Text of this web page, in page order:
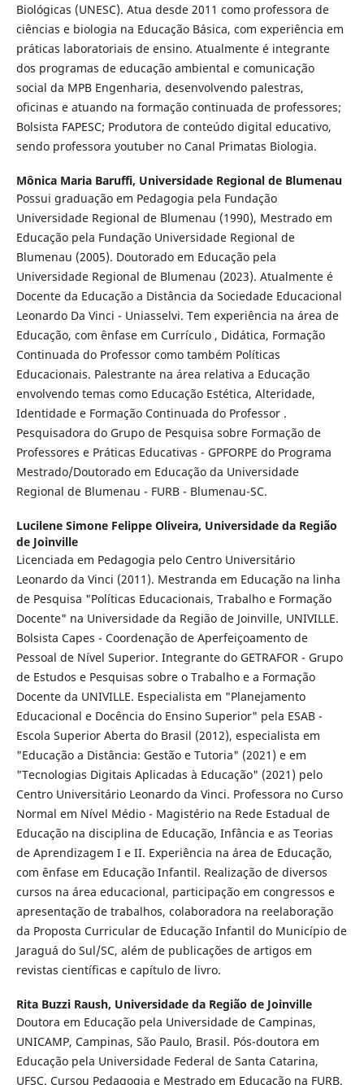
Biológicas (UNESC). Atua desde 2011 como professora de
ciências e biologia na Educação Básica, com experiência em
práticas laboratoriais de ensino. Atualmente é integrante
dos programas de educação ambiental e comunicação
social da MPB Engenharia, desenvolvendo palestras,
oficinas e atuando na formação continuada de professores;
Bolsista FAPESC; Produtora de conteúdo digital educativo,
sendo professora youtuber no Canal Primatas Biologia.
Mônica Maria Baruffi, Universidade Regional de Blumenau
Possui graduação em Pedagogia pela Fundação
Universidade Regional de Blumenau (1990), Mestrado em
Educação pela Fundação Universidade Regional de
Blumenau (2005). Doutorado em Educação pela
Universidade Regional de Blumenau (2023). Atualmente é
Docente da Educação a Distância da Sociedade Educacional
Leonardo Da Vinci - Uniasselvi. Tem experiência na área de
Educação, com ênfase em Currículo , Didática, Formação
Continuada do Professor como também Políticas
Educacionais. Palestrante na área relativa a Educação
envolvendo temas como Educação Estética, Alteridade,
Identidade e Formação Continuada do Professor .
Pesquisadora do Grupo de Pesquisa sobre Formação de
Professores e Práticas Educativas - GPFORPE do Programa
Mestrado/Doutorado em Educação da Universidade
Regional de Blumenau - FURB - Blumenau-SC.
Lucilene Simone Felippe Oliveira, Universidade da Região
de Joinville
Licenciada em Pedagogia pelo Centro Universitário
Leonardo da Vinci (2011). Mestranda em Educação na linha
de Pesquisa "Políticas Educacionais, Trabalho e Formação
Docente" na Universidade da Região de Joinville, UNIVILLE.
Bolsista Capes - Coordenação de Aperfeiçoamento de
Pessoal de Nível Superior. Integrante do GETRAFOR - Grupo
de Estudos e Pesquisas sobre o Trabalho e a Formação
Docente da UNIVILLE. Especialista em "Planejamento
Educacional e Docência do Ensino Superior" pela ESAB -
Escola Superior Aberta do Brasil (2012), especialista em
"Educação a Distância: Gestão e Tutoria" (2021) e em
"Tecnologias Digitais Aplicadas à Educação" (2021) pelo
Centro Universitário Leonardo da Vinci. Professora no Curso
Normal em Nível Médio - Magistério na Rede Estadual de
Educação na disciplina de Educação, Infância e as Teorias
de Aprendizagem I e II. Experiência na área de Educação,
com ênfase em Educação Infantil. Realização de diversos
cursos na área educacional, participação em congressos e
apresentação de trabalhos, colaboradora na reelaboração
da Proposta Curricular de Educação Infantil do Município de
Jaraguá do Sul/SC, além de publicações de artigos em
revistas científicas e capítulo de livro.
Rita Buzzi Raush, Universidade da Região de Joinville
Doutora em Educação pela Universidade de Campinas,
UNICAMP, Campinas, São Paulo, Brasil. Pós-doutora em
Educação pela Universidade Federal de Santa Catarina,
UFSC. Cursou Pedagogia e Mestrado em Educação na FURB.